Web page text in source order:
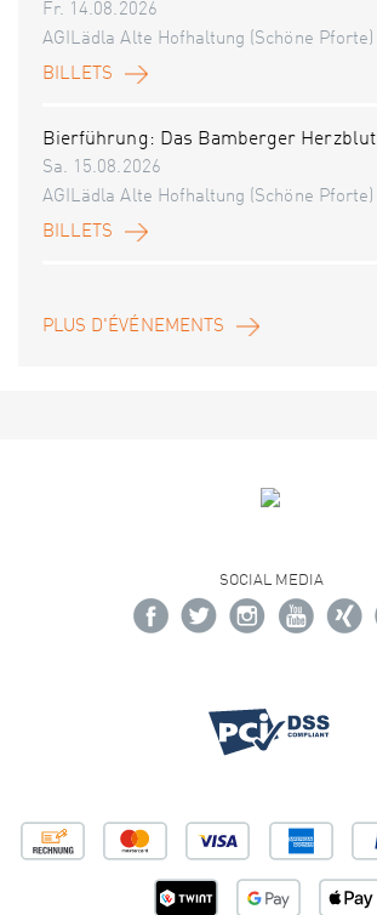
Fr. 14.08.2026
AGILädla Alte Hofhaltung (Schöne Pforte)
BILLETS
Bierführung: Das Bamberger Herzblut
Sa. 15.08.2026
AGILädla Alte Hofhaltung (Schöne Pforte)
BILLETS
PLUS D'ÉVÉNEMENTS
SOCIAL MEDIA